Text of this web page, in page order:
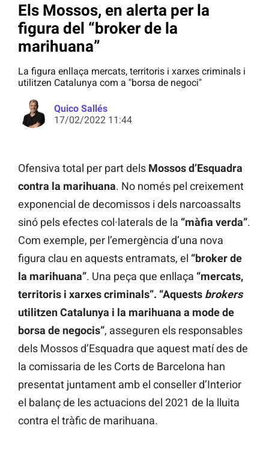
Els Mossos, en alerta per la
figura del “broker de la
marihuana”
La figura enllaça mercats, territoris i xarxes criminals i
utilitzen Catalunya com a "borsa de negoci"
Quico Sallés
17/02/2022 11:44
Ofensiva total per part dels Mossos d’Esquadra
contra la marihuana. No només pel creixement
exponencial de decomissos i dels narcoassalts
sinó pels efectes col·laterals de la “màfia verda”.
Com exemple, per l’emergència d’una nova
figura clau en aquests entramats, el “broker de
la marihuana”. Una peça que enllaça “mercats,
territoris i xarxes criminals”. “Aquests brokers
utilitzen Catalunya i la marihuana a mode de
borsa de negocis”, asseguren els responsables
dels Mossos d’Esquadra que aquest matí des de
la comissaria de les Corts de Barcelona han
presentat juntament amb el conseller d’Interior
el balanç de les actuacions del 2021 de la lluita
contra el tràfic de marihuana.